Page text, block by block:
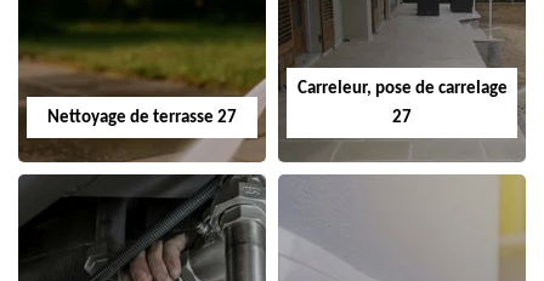
Nettoyage de terrasse 27
Carreleur, pose de carrelage
27